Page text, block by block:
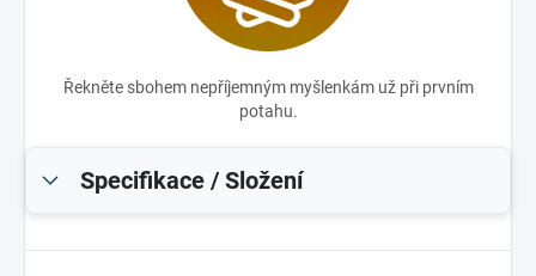
Řekněte sbohem nepříjemným myšlenkám už při prvním
potahu.
Specifikace / Složení